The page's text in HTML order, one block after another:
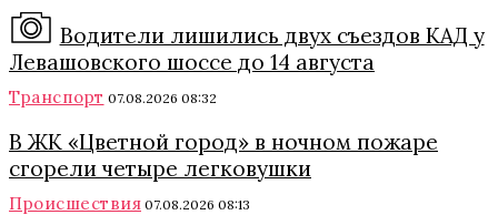
Водители лишились двух съездов КАД у
Левашовского шоссе до 14 августа
Транспорт 07.08.2026 08:32
В ЖК «Цветной город» в ночном пожаре
сгорели четыре легковушки
Происшествия 07.08.2026 08:13